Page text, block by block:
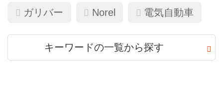
ガリバー Norel 電気自動車
キーワードの一覧から探す